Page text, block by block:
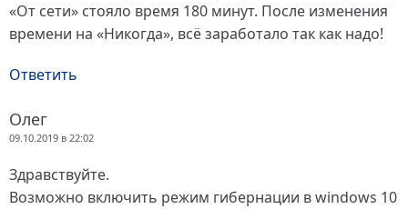
«От сети» стояло время 180 минут. После изменения
времени на «Никогда», всё заработало так как надо!
Ответить
Олег
09.10.2019 в 22:02
Здравствуйте.
Возможно включить режим гибернации в windows 10